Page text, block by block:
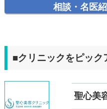
相談・名医
■クリニックをピック
聖心美